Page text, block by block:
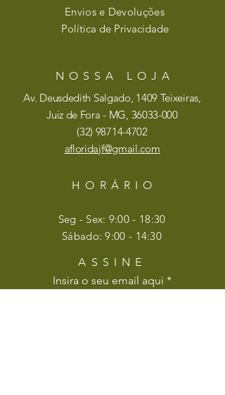
Envios e Devoluções
Política de Privacidade
NOSSA LOJA
Av. Deusdedith Salgado, 1409 Teixeiras,
Juiz de Fora - MG, 36033-000
(32) 98714-4702
afloridajf@gmail.com
HORÁRIO
Seg - Sex: 9:00 - 18:30
​​Sábado: 9:00 - 14:30
ASSINE
Insira o seu email aqui